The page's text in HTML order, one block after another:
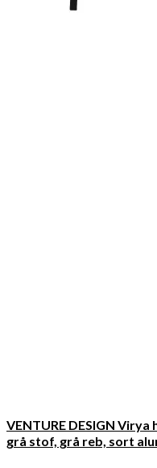
VENTURE DESIGN
grå stof, grå reb, sort